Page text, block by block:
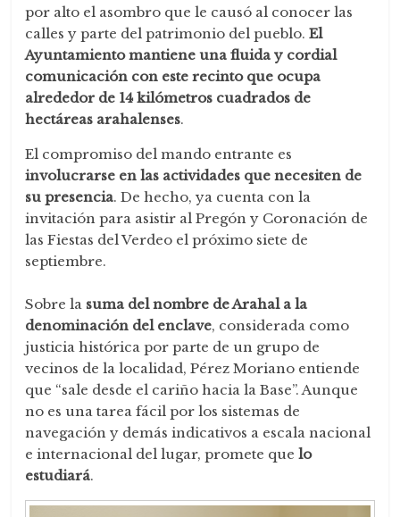
por alto el asombro que le causó al conocer las
calles y parte del patrimonio del pueblo.El
Ayuntamiento mantiene una fluida y cordial
comunicación con este recinto que ocupa
alrededor de 14 kilómetros cuadrados de
hectáreas arahalenses.
El compromiso del mando entrante es
involucrarse en las actividades que necesiten de
su presencia. De hecho, ya cuenta con la
invitación para asistir al Pregón y Coronación de
las Fiestas del Verdeo el próximo siete de
septiembre.
Sobre la suma del nombre de Arahal a la
denominación del enclave, considerada como
justicia histórica por parte de un grupo de
vecinos de la localidad, Pérez Moriano entiende
que “sale desde el cariño hacia la Base”. Aunque
no es una tarea fácil por los sistemas de
navegación y demás indicativos a escala nacional
e internacional del lugar, promete quelo
estudiará.